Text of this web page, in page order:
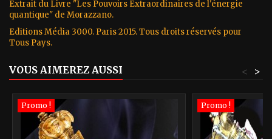
Extrait du Livre "Les Pouvoirs Extraordinaires de l'énergie
quantique" de Morazzano.
Editions Média 3000. Paris 2015. Tous droits réservés pour
Tous Pays.
VOUS AIMEREZ AUSSI >
<
Promo ! Promo !